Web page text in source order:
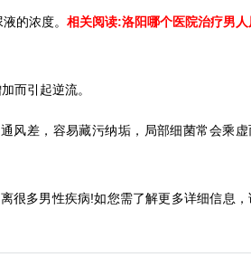
的浓度。 相关阅读:洛阳哪个医院治疗男人
而引起逆流。
风差，容易藏污纳垢，局部细菌常会乘虚
很多男性疾病!如您需了解更多详细信息，